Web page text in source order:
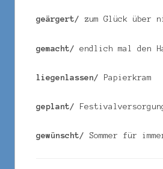
geärgert/ zum Glück über
gemacht/ endlich mal den
liegenlassen/ Papierkram
geplant/
gewünscht/ Sommer für